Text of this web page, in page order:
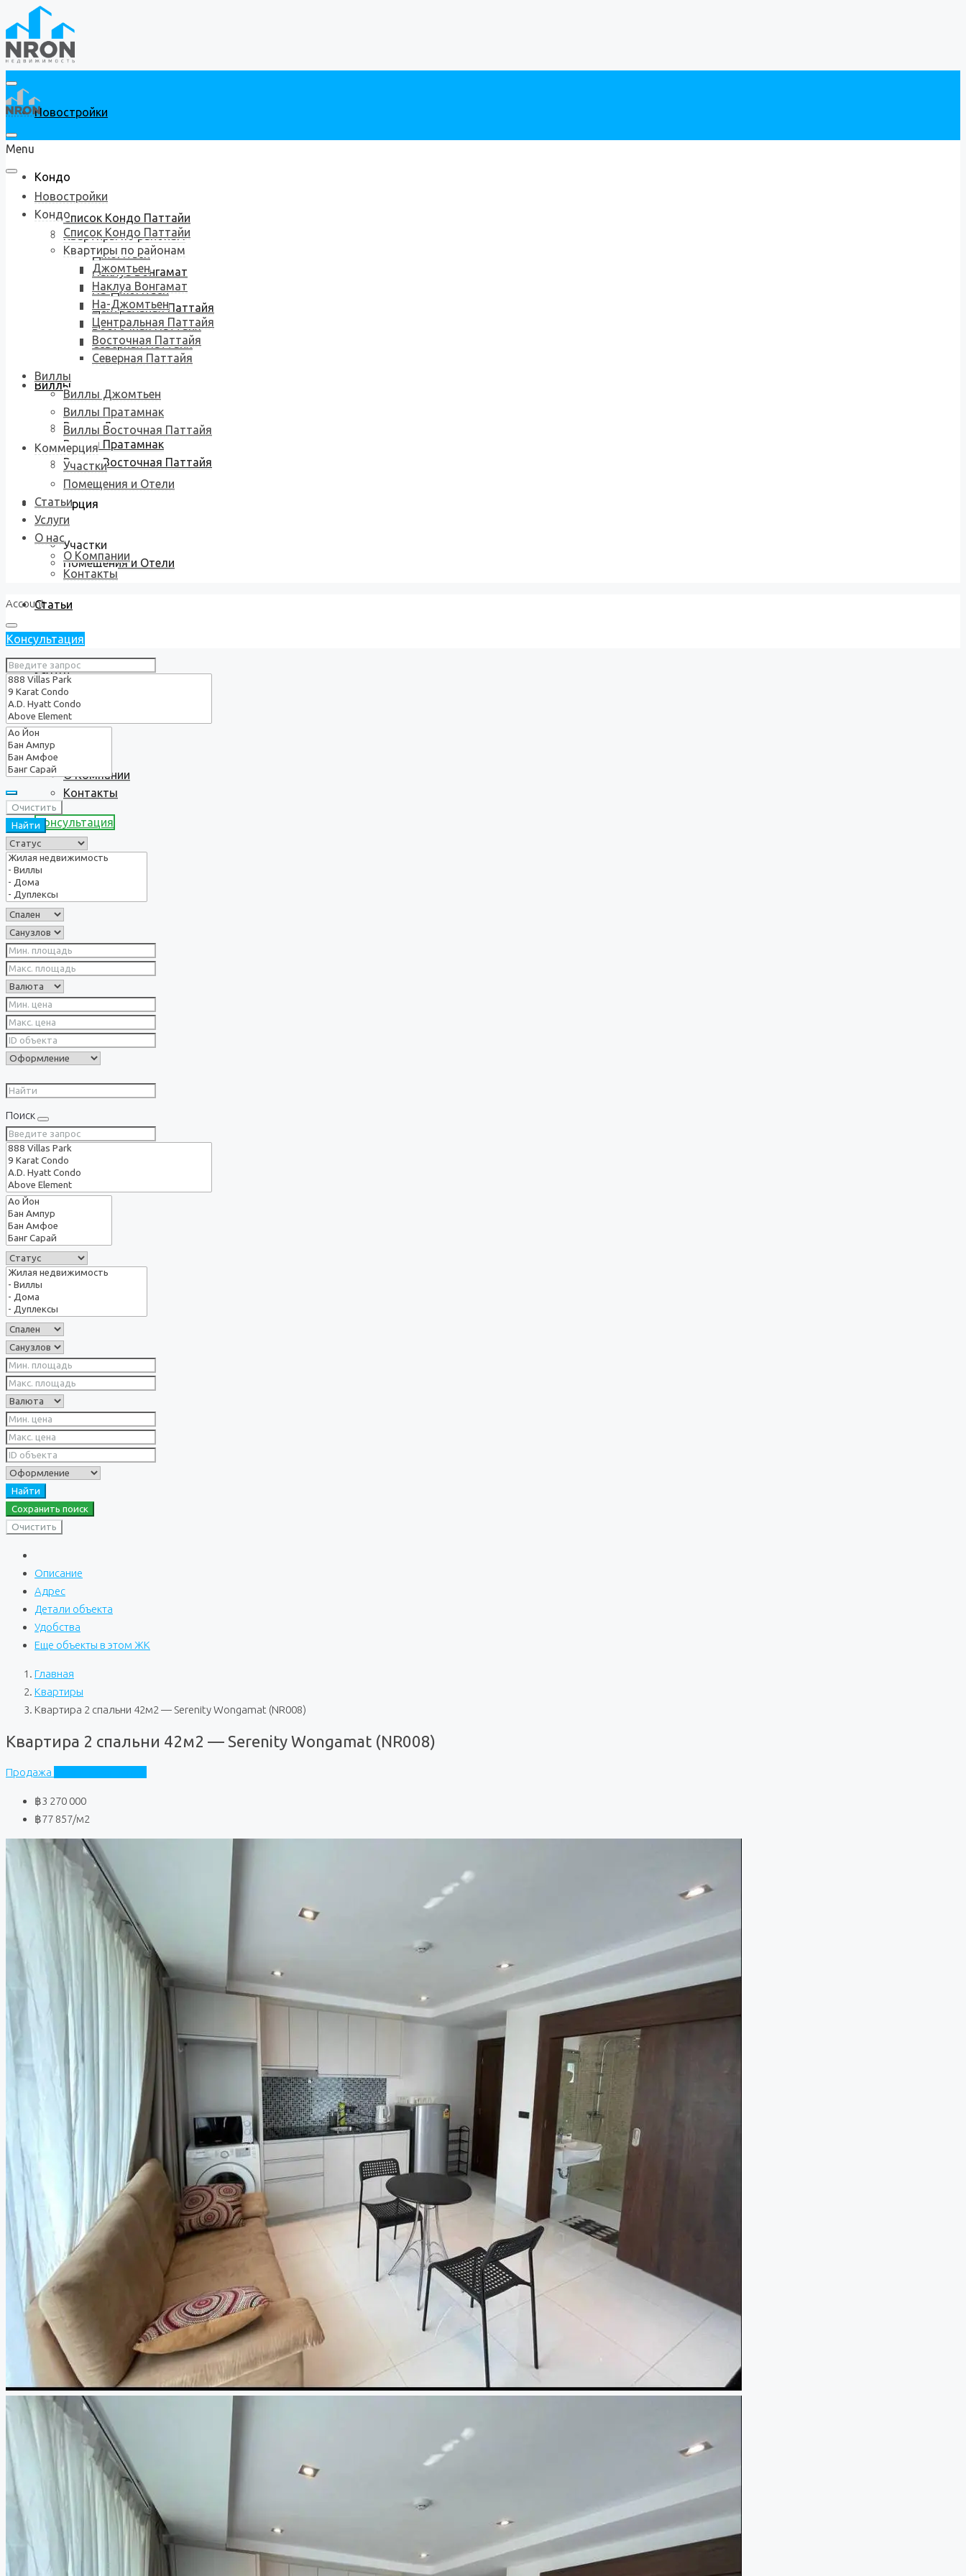
Новостройки
Кондо
Список Кондо Паттайи
Квартиры по районам
Джомтьен
Наклуа Вонгамат
На-Джомтьен
Центральная Паттайя
Восточная Паттайя
Северная Паттайя
Виллы
Виллы Джомтьен
Виллы Пратамнак
Виллы Восточная Паттайя
Коммерция
Участки
Помещения и Отели
Статьи
Услуги
О нас
О Компании
Контакты
Консультация
Menu
Новостройки
Кондо
Список Кондо Паттайи
Квартиры по районам
Джомтьен
Наклуа Вонгамат
На-Джомтьен
Центральная Паттайя
Восточная Паттайя
Северная Паттайя
Виллы
Виллы Джомтьен
Виллы Пратамнак
Виллы Восточная Паттайя
Коммерция
Участки
Помещения и Отели
Статьи
Услуги
О нас
О Компании
Контакты
Account
Консультация
Очистить
Найти
Поиск
Найти
Сохранить поиск
Очистить
Описание
Адрес
Детали объекта
Удобства
Еще объекты в этом ЖК
Главная
Квартиры
Квартира 2 спальни 42м2 — Serenity Wongamat (NR008)
Квартира 2 спальни 42м2 — Serenity Wongamat (NR008)
Продажа
฿3 270 000
฿77 857/м2